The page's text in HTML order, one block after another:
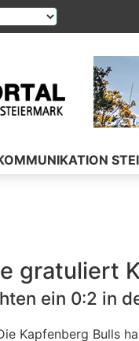
im Select-
gratuliert
ein 0:2 in
Kapfenberg Bulls